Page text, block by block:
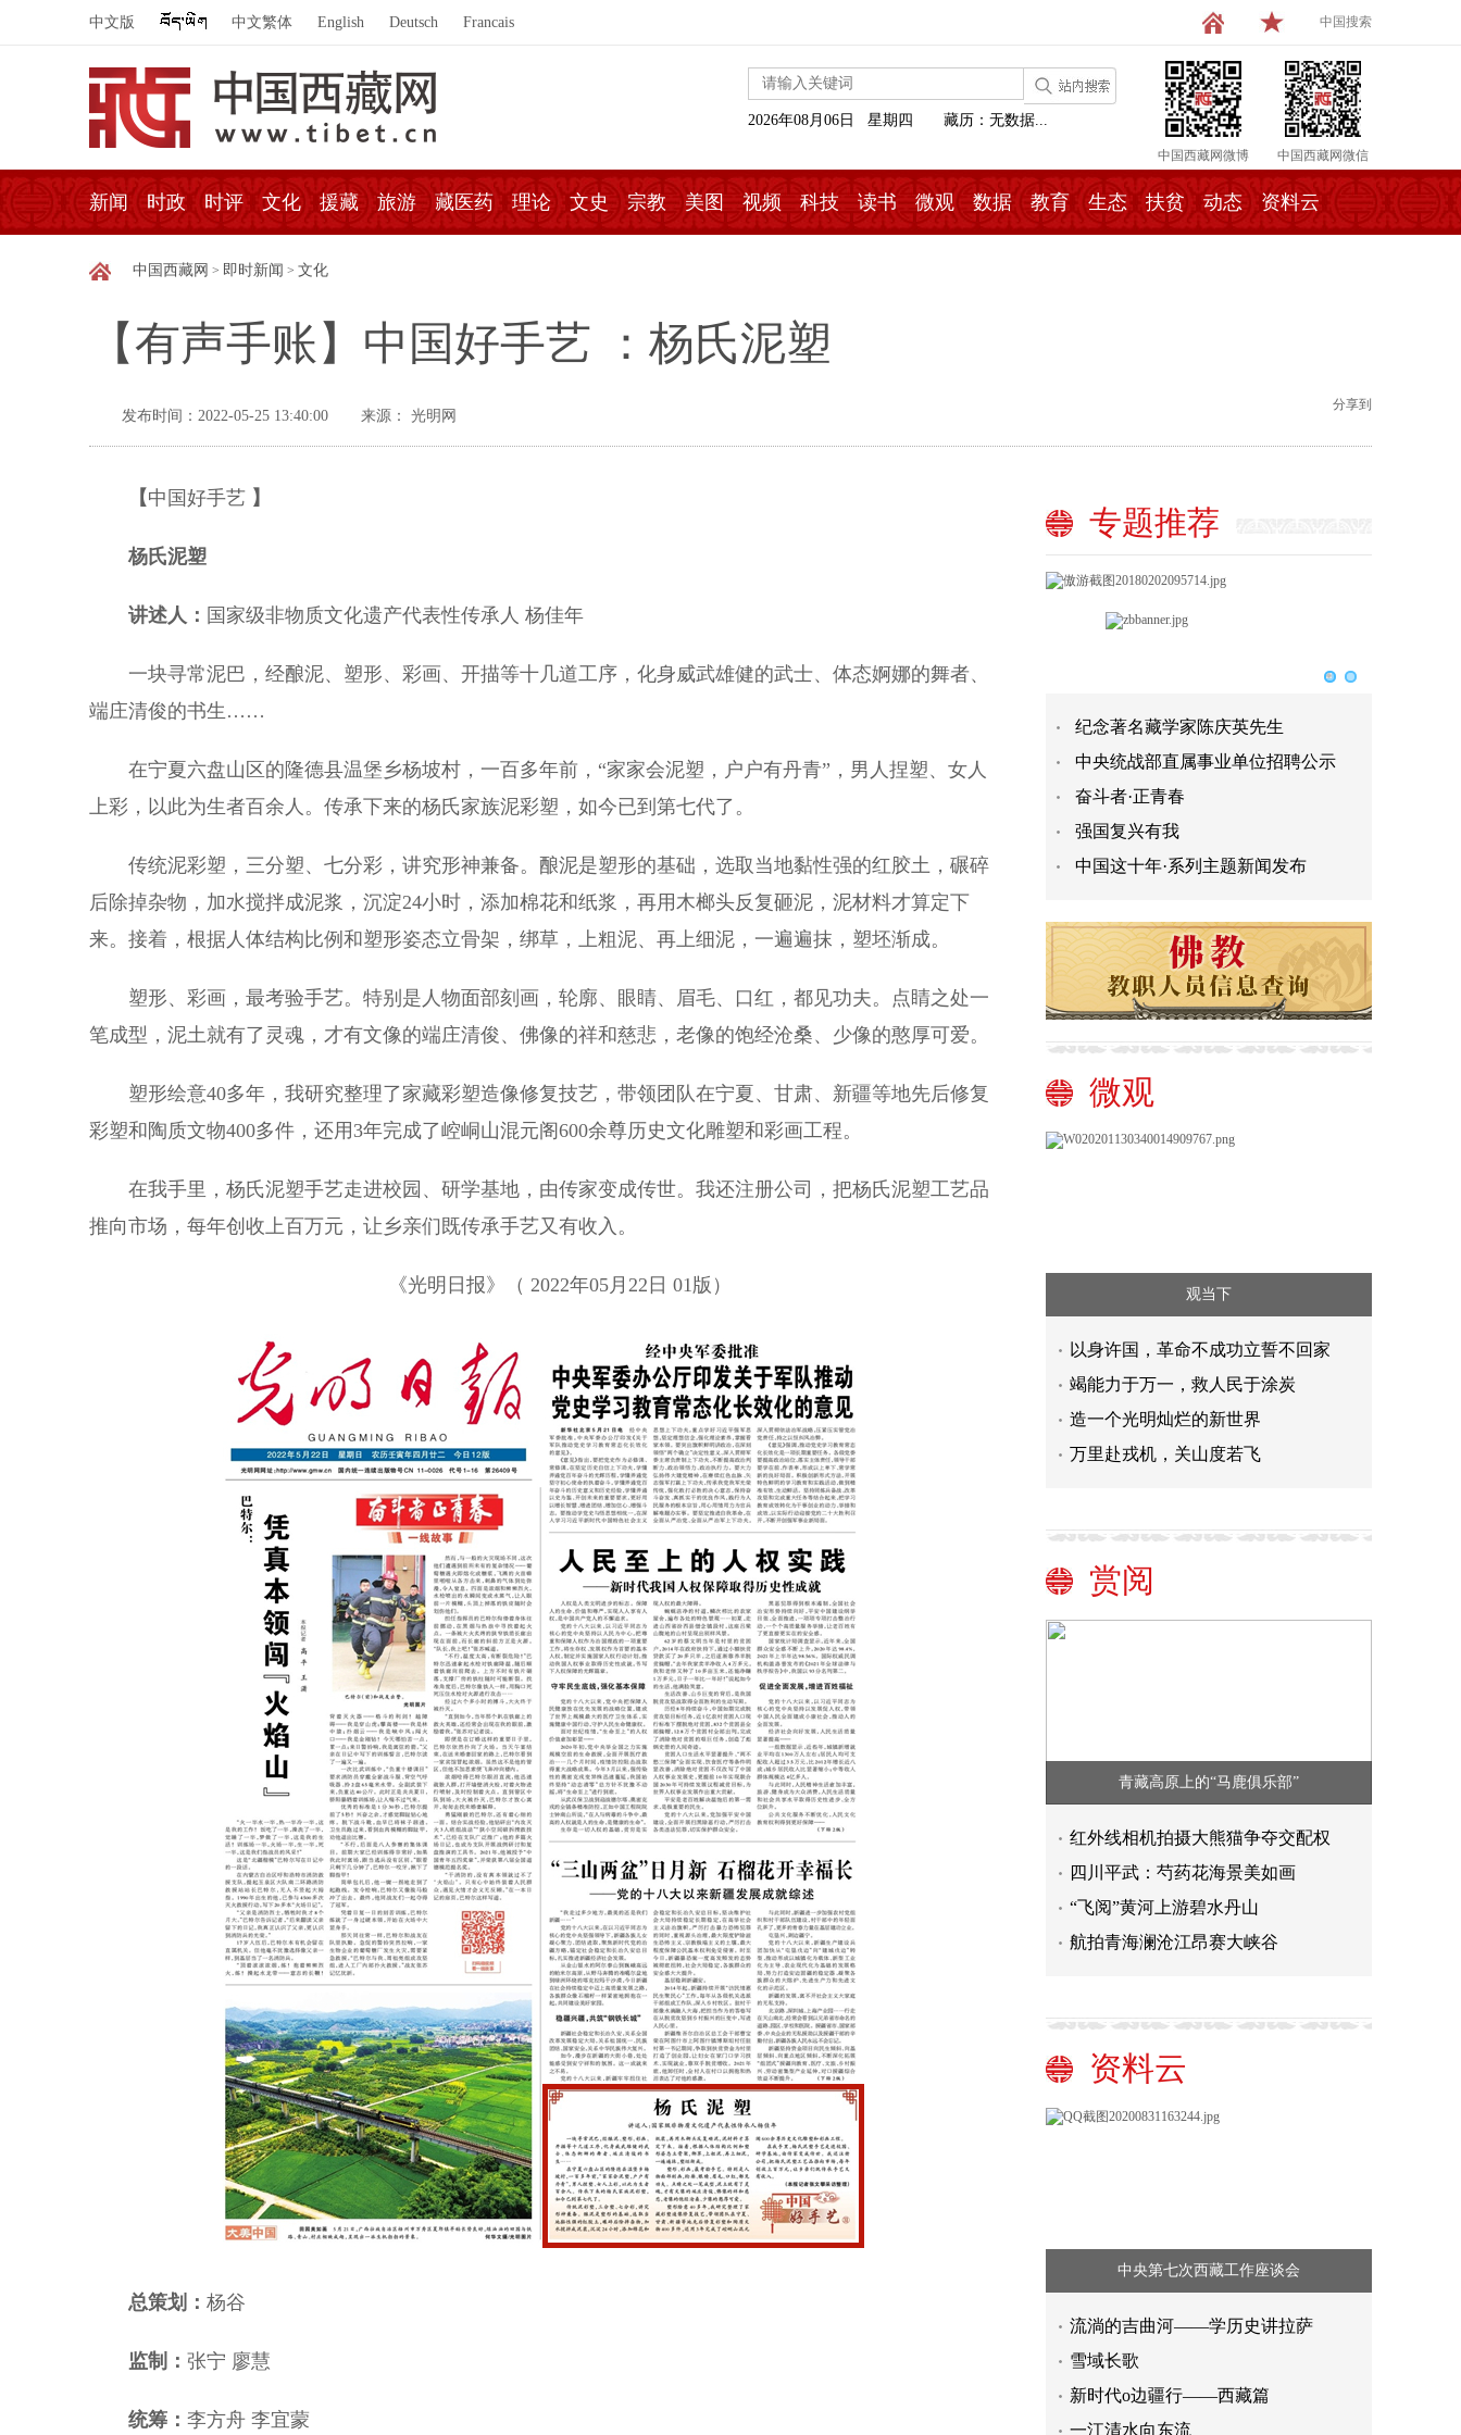
中文版 中文繁体 English Deutsch Francais 中国搜索
中国西藏网微博 中国西藏网微信
2026年08月06日 星期四 藏历：无数据...
新闻 时政 时评 文化 援藏 旅游 藏医药 理论 文史 宗教 美图 视频 科技 读书 微观 数据 教育 生态 扶贫 动态 资料云
中国西藏网 > 即时新闻 > 文化
【有声手账】中国好手艺 ：杨氏泥塑
发布时间：2022-05-25 13:40:00 来源： 光明网
分享到
【中国好手艺 】
杨氏泥塑
讲述人： 国家级非物质文化遗产代表性传承人 杨佳年
一块寻常泥巴，经酿泥、塑形、彩画、开描等十几道工序，化身威武雄健的武士、体态婀娜的舞者、
端庄清俊的书生……
在宁夏六盘山区的隆德县温堡乡杨坡村，一百多年前，“家家会泥塑，户户有丹青”，男人捏塑、女人
上彩，以此为生者百余人。传承下来的杨氏家族泥彩塑，如今已到第七代了。
传统泥彩塑，三分塑、七分彩，讲究形神兼备。酿泥是塑形的基础，选取当地黏性强的红胶土，碾碎
后除掉杂物，加水搅拌成泥浆，沉淀24小时，添加棉花和纸浆，再用木榔头反复砸泥，泥材料才算定下
来。接着，根据人体结构比例和塑形姿态立骨架，绑草，上粗泥、再上细泥，一遍遍抹，塑坯渐成。
塑形、彩画，最考验手艺。特别是人物面部刻画，轮廓、眼睛、眉毛、口红，都见功夫。点睛之处一
笔成型，泥土就有了灵魂，才有文像的端庄清俊、佛像的祥和慈悲，老像的饱经沧桑、少像的憨厚可爱。
塑形绘意40多年，我研究整理了家藏彩塑造像修复技艺，带领团队在宁夏、甘肃、新疆等地先后修复
彩塑和陶质文物400多件，还用3年完成了崆峒山混元阁600余尊历史文化雕塑和彩画工程。
在我手里，杨氏泥塑手艺走进校园、研学基地，由传家变成传世。我还注册公司，把杨氏泥塑工艺品
推向市场，每年创收上百万元，让乡亲们既传承手艺又有收入。
《光明日报》（ 2022年05月22日 01版）
总策划： 杨谷
监制： 张宁 廖慧
统筹： 李方舟 李宜蒙
专题推荐
纪念著名藏学家陈庆英先生
中央统战部直属事业单位招聘公示
奋斗者·正青春
强国复兴有我
中国这十年·系列主题新闻发布
微观
观当下
以身许国，革命不成功立誓不回家
竭能力于万一，救人民于涂炭
造一个光明灿烂的新世界
万里赴戎机，关山度若飞
赏阅
青藏高原上的“马鹿俱乐部”
红外线相机拍摄大熊猫争夺交配权
四川平武：芍药花海景美如画
“飞阅”黄河上游碧水丹山
航拍青海澜沧江昂赛大峡谷
资料云
中央第七次西藏工作座谈会
流淌的吉曲河——学历史讲拉萨
雪域长歌
新时代o边疆行——西藏篇
一江清水向东流